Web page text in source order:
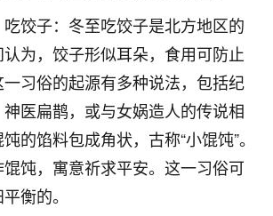
饺子：冬至吃饺子是北方地区的
为，饺子形似耳朵，食用可防止
习俗的起源有多种说法，包括纪
医扁鹊，或与女娲造人的传说相
的馅料包成角状，古称“小馄饨”。
饨，寓意祈求平安。这一习俗可
衡的。
北京 32
，总是病病殃殃的，去检查又没什么大
是不舒服。中医西医看遍了，找不到问
中看到有人推荐慧来老师，跟老师聊过
然开朗，也听老师建议，处理了一些因
以来，身体比以前好多，主要是心情好
随心转，现在深有体会了。